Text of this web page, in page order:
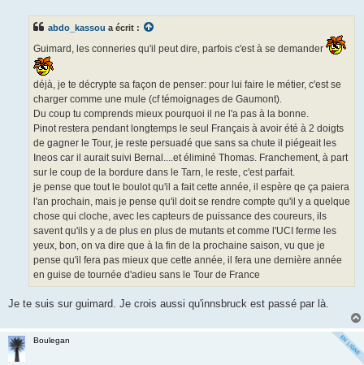
abdo_kassou a écrit :
Guimard, les conneries qu'il peut dire, parfois c'est à se demander
déjà, je te décrypte sa façon de penser: pour lui faire le métier, c'est se
charger comme une mule (cf témoignages de Gaumont).
Du coup tu comprends mieux pourquoi il ne l'a pas à la bonne.
Pinot restera pendant longtemps le seul Français à avoir été à 2 doigts
de gagner le Tour, je reste persuadé que sans sa chute il piégeait les
Ineos car il aurait suivi Bernal....et éliminé Thomas. Franchement, à part
sur le coup de la bordure dans le Tarn, le reste, c'est parfait.
je pense que tout le boulot qu'il a fait cette année, il espère qe ça paiera
l'an prochain, mais je pense qu'il doit se rendre compte qu'il y a quelque
chose qui cloche, avec les capteurs de puissance des coureurs, ils
savent qu'ils y a de plus en plus de mutants et comme l'UCI ferme les
yeux, bon, on va dire que à la fin de la prochaine saison, vu que je
pense qu'il fera pas mieux que cette année, il fera une dernière année
en guise de tournée d'adieu sans le Tour de France
Je te suis sur guimard. Je crois aussi qu'innsbruck est passé par là.
Boulegan